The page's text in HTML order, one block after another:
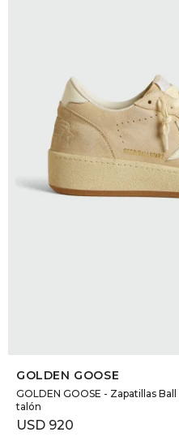
GOLDEN GOOSE
GOLDEN GOOSE - Zapatillas
talón
USD 920